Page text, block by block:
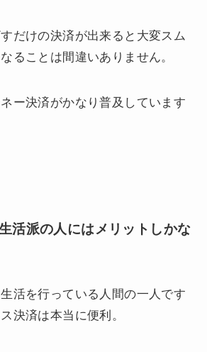
だけの決済が出来ると大変スム
ることは間違いありません。
ー決済がかなり普及しています
活派の人にはメリットしかな
活を行っている人間の一人です
決済は本当に便利。